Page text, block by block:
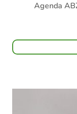
Agenda